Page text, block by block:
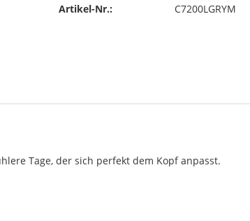
Artikel-Nr.: C7200LGRYM
Tage, der sich perfekt dem Kopf anpasst.